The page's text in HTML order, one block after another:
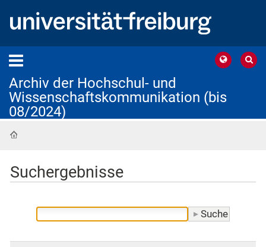
Archiv der Hochschul- und
Wissenschaftskommunikation (bis
08/2024)
Suchergebnisse